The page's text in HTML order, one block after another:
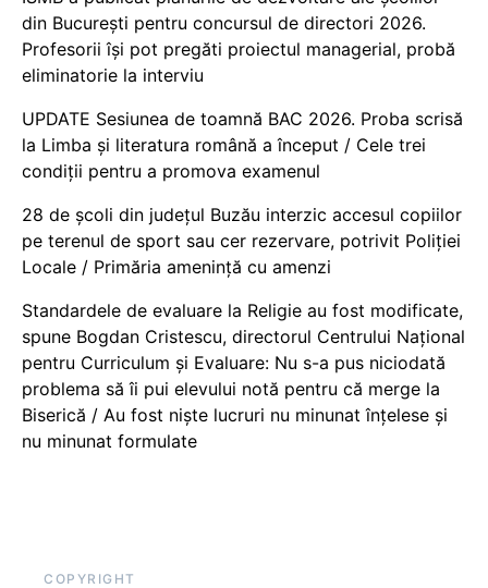
din București pentru concursul de directori 2026.
Profesorii își pot pregăti proiectul managerial, probă
eliminatorie la interviu
UPDATE Sesiunea de toamnă BAC 2026. Proba scrisă
la Limba și literatura română a început / Cele trei
condiții pentru a promova examenul
28 de școli din județul Buzău interzic accesul copiilor
pe terenul de sport sau cer rezervare, potrivit Poliției
Locale / Primăria amenință cu amenzi
Standardele de evaluare la Religie au fost modificate,
spune Bogdan Cristescu, directorul Centrului Național
pentru Curriculum și Evaluare: Nu s-a pus niciodată
problema să îi pui elevului notă pentru că merge la
Biserică / Au fost niște lucruri nu minunat înțelese și
nu minunat formulate
COPYRIGHT